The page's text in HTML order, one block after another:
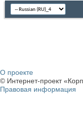
О проекте
© Интернет-проект
Правовая информация